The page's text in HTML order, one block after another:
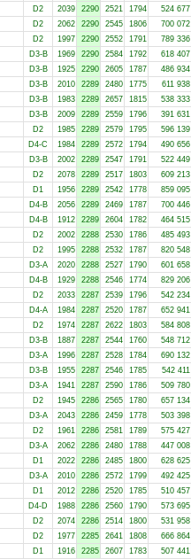
D2 2039 2290 2521 1794
524 677
D2 2062 2290 2545 1806
700 072
D2 1997 2290 2552 1791
789 336
D3-B 1969 2290 2584 1792
618 407
D3-B 1925 2290 2605 1787
486 934
D3-B 2010 2289 2480 1775
611 938
D3-B 1983 2289 2657 1815
538 333
D3-B 2009 2289 2559 1796
391 631
D2 1985 2289 2579 1795
596 139
D4-C 1984 2289 2572 1794
490 656
D3-B 2002 2289 2547 1791
522 449
D2 2078 2289 2517 1803
609 213
D1 1956 2289 2542 1778
859 095
D4-B 2056 2289 2469 1787
700 446
D4-B 1912 2289 2604 1782
464 515
D2 2002 2288 2530 1786
485 493
D2 1995 2288 2532 1787
820 548
D3-A 2020 2288 2527 1790
601 658
D4-B 1929 2288 2546 1774
829 206
D2 2033 2287 2539 1796
542 234
D4-A 1984 2287 2520 1787
652 941
D2 1974 2287 2622 1803
584 808
D3-B 1887 2287 2544 1760
548 712
D3-A 1996 2287 2528 1784
690 132
D3-B 1955 2287 2546 1785
542 411
D3-A 1941 2287 2590 1786
509 780
D2 1945 2286 2565 1780
657 134
D3-A 2043 2286 2459 1778
503 398
D2 1961 2286 2581 1789
575 427
D3-A 2062 2286 2480 1788
447 008
D1 2022 2286 2485 1800
628 625
D3-A 2010 2286 2572 1799
492 425
D1 2012 2286 2520 1785
510 457
D4-D 1988 2286 2560 1790
573 695
D2 2074 2286 2514 1800
531 958
D2 1977 2285 2641 1808
666 864
D1 1916 2285 2607 1783
507 441